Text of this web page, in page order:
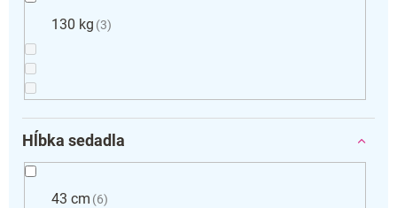
130 kg 3
Hĺbka sedadla
43 cm 6